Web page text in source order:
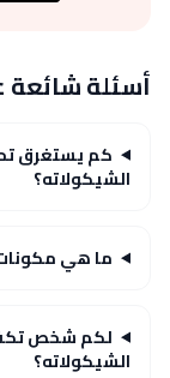
أسئلة
كم يستغرق
الشيكولاته؟
ما هي
لكم شخص
الشيكولاته؟